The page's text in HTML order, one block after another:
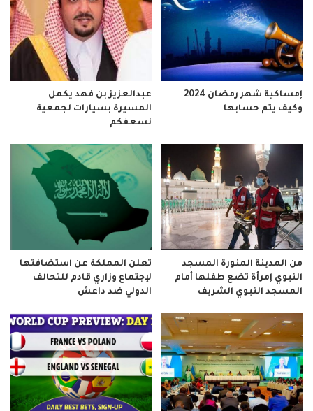
إمساكية شهر رمضان 2024
وكيف يتم حسابها
عبدالعزيز بن فهد يكمل
المسيرة بسيارات لجمعية
نسعفكم
من المدينة المنورة المسجد
النبوي إمرأة تضع طفلها أمام
المسجد النبوي الشريف
تعلن المملكة عن استضافتها
لإجتماع وزاري قادم للتحالف
الدولي ضد داعش